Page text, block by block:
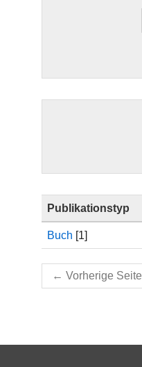
Publikationstyp
Buch [1]
← Vorherige Seite